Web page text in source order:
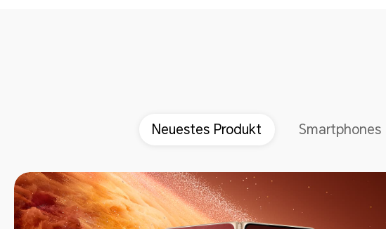
Neuestes Produkt Smartphones